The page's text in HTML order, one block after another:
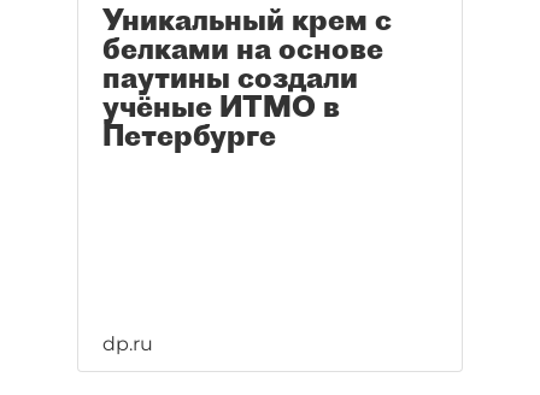
Уникальный крем с
белками на основе
паутины создали
учёные ИТМО в
Петербурге
dp.ru